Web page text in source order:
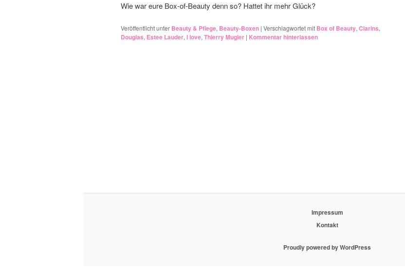
Wie war eure Box-of-Beauty denn so? Hattet ihr mehr Glück?
Veröffentlicht unter Beauty & Pflege, Beauty-Boxen | Verschlagwortet mit Box of Beauty, Clarins,
Douglas, Estee Lauder, I love, Thierry Mugler | Kommentar hinterlassen
Impressum
Kontakt
Proudly powered by WordPress